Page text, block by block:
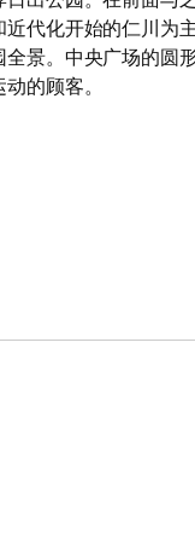
代化开始的仁川为
景。中央广场的圆
的顾客。